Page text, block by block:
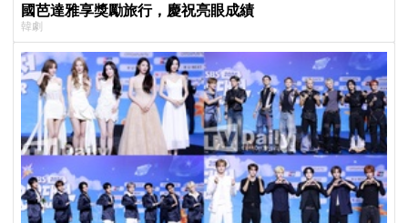
國芭達雅享獎勵旅行，慶祝亮眼成績
韓劇